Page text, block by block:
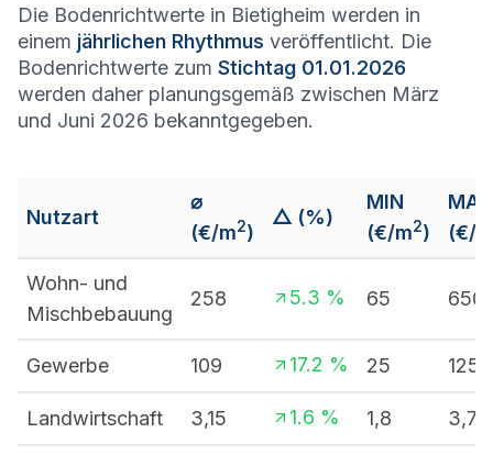
Die Bodenrichtwerte in Bietigheim werden in
einem jährlichen Rhythmus veröffentlicht. Die
Bodenrichtwerte zum Stichtag 01.01.2026
werden daher planungsgemäß zwischen März
und Juni 2026 bekanntgegeben.
Nutzart
⌀
(€/m2)
△ (%)
MIN
(€/m2)
MAX
(€/m
Wohn- und
Mischbebauung
258 5.3 % 65 650
Gewerbe 109 17.2 % 25 125
Landwirtschaft 3,15 1.6 % 1,8 3,7